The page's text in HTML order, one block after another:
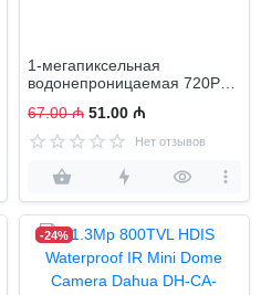
1-мегапиксельная
водонепроницаемая 720P
DH-HAC-HFW1100RP-VF
67.00 ₼ 51.00 ₼
Нет отзывов
-24%